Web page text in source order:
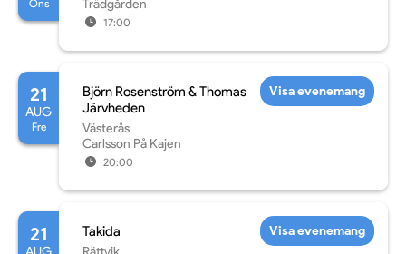
Ons
Trädgården
17:00
21
AUG
Fre
Björn Rosenström & Thomas
Järvheden
Västerås
Carlsson På Kajen
20:00
Visa evenemang
21 Takida Visa evenemang